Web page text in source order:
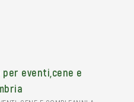
eventi,cene e